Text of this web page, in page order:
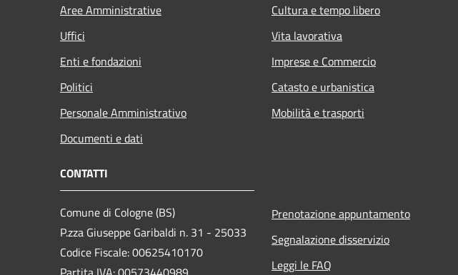
Aree Amministrative
Uffici
Enti e fondazioni
Politici
Personale Amministrativo
Documenti e dati
Cultura e tempo libero
Vita lavorativa
Imprese e Commercio
Catasto e urbanistica
Mobilità e trasporti
CONTATTI
Comune di Cologne (BS)
P.zza Giuseppe Garibaldi n. 31 - 25033
Codice Fiscale: 00625410170
Prenotazione appuntamento
Segnalazione disservizio
Leggi le FAQ